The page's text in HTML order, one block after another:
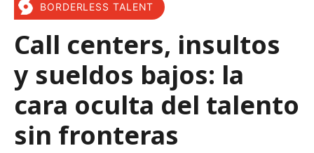
BORDERLESS TALENT
Call centers, insultos
y sueldos bajos: la
cara oculta del talento
sin fronteras